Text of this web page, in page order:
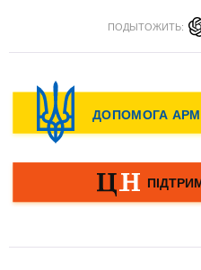
ПОДЫТОЖИТЬ: